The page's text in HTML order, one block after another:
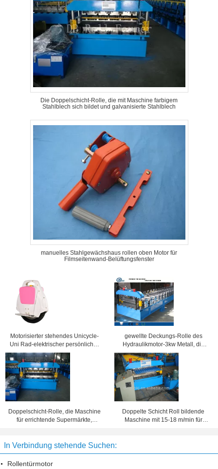
Die Doppelschicht-Rolle, die mit Maschine farbigem
Stahlblech sich bildet und galvanisierte Stahlblech
manuelles Stahlgewächshaus rollen oben Motor für
Filmseitenwand-Belüftungsfenster
Motorisierter stehendes Unicycle-
Uni Rad-elektrischer persönlicher
Transporter 20km/h maximal
gewellte Deckungs-Rolle des
Hydraulikmotor-3kw Metall, die
Maschine durch automatisches
Kontrollsystem bildet
Doppelschicht-Rolle, die Maschine
für errichtende Supermärkte,
Doppelte Schicht Roll bildende
Maschine mit 15-18 m/min für
In Verbindung stehende Suchen:
Rollentürmotor